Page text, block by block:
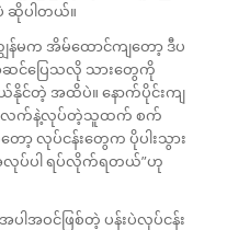
ဆိုပါတယ်။
န်မက အိမ်ထောင်ကျတော့ ဒီပ
ဆင်ပြေသလို သားတွေကို
ယ်နိုင်တဲ့ အထိပဲ။ နောက်ပိုင်းကျ
ာ့ လက်နဲ့လုပ်တဲ့သူထက် စက်
ာ့ လုပ်ငန်းတွေက ပိုပါးသွား
လုပ်ပါ ရပ်လိုက်ရတယ်”ဟု
ပါအဝင်ဖြစ်တဲ့ ပန်းပဲလုပ်ငန်း